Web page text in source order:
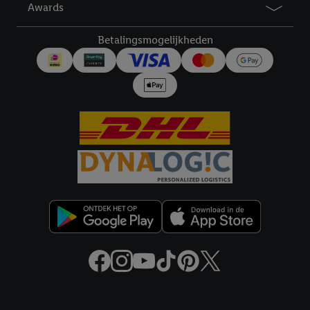
Awards
Betalingsmogelijkheden
diensten worden weergegeven, als verschillende eindapparaten
en Lidl-diensten, met behulp van jouw gehashte e-mailadres en
met eventuele andere identifiers of met identifiers waarover
Criteo S.A. beschikt, aan jou kunnen worden toegewezen.
Onder "Aanpassen" kun je aangeven met welke cookies en
vergelijkbare technieken en met welke verwerkingsdoeleinden
je instemt. Verder kan je er meer informatie vinden over de
gegevensverwerking.
Door te klikken op "Weigeren", kies je voor de optie dat er enkel
technisch noodzakelijke cookies en vergelijkbare technieken
worden gebruikt.
Door op "Akkoord" te klikken, stem je in met alle verwerkingen
voor alle bovengenoemde doeleinden. Meer informatie,
inclusief over de opslagperiode van de gegevens en je recht om
jouw toestemming op elk gewenst moment in te trekken, vind je
privacyverklaring. Je vindt de impressum voor de Lidl